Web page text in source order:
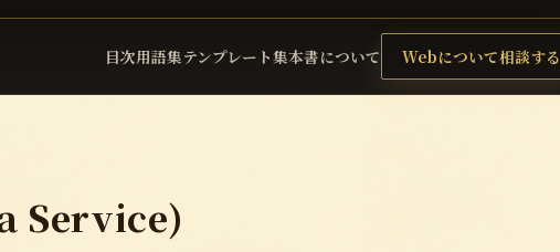
目次用語集テンプレート集本書について Webについて相談する
Service)